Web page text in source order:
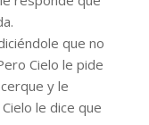
que no
Cielo le pide
y le
le dice que